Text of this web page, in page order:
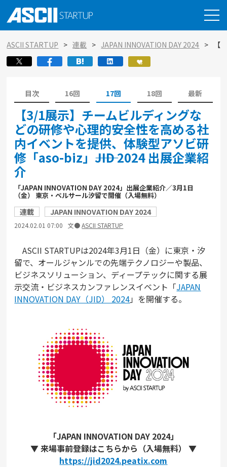
ASCII STARTUP 連載 JAPAN INNOVATION DAY 2024 【
目次 16回 17回 18回 最新
【3/1展示】チームビルディングな
どの研修や心理的安全性を高める社
内イベントを提供、体験型アソビ研
修「aso-biz」――JID 2024 出展企業紹
介
「JAPAN INNOVATION DAY 2024」出展企業紹介／3月1日
（金） 東京・ベルサール汐留で開催（入場無料）
連載 JAPAN INNOVATION DAY 2024
2024.02.01 07:00 文●ASCII STARTUP
ASCII STARTUPは2024年3月1日（金）に東京・汐
留で、オールジャンルでの先端テクノロジーや製品、
ビジネスソリューション、ディープテックに関する展
示交流・ビジネスカンファレンスイベント「JAPAN
INNOVATION DAY（JID） 2024」を開催する。
「JAPAN INNOVATION DAY 2024」
▼ 来場事前登録はこちらから（入場無料） ▼
https://jid2024.peatix.com